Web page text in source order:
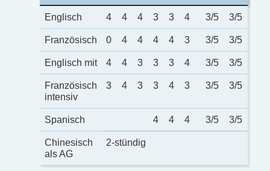
Englisch 4 4 4 3 3 4 3/5 3/5
Französisch 0 4 4 4 4 3 3/5 3/5
Englisch mit 4 4 3 3 3 4 3/5 3/5
Französisch
intensiv
3 4 3 3 4 3 3/5 3/5
Spanisch 4 4 4 3/5 3/5
Chinesisch
als AG
2-stündig